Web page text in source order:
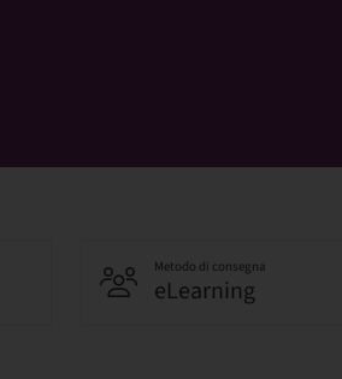
Metodo di consegna
eLearning